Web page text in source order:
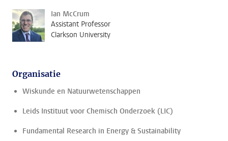
Ian McCrum
Assistant Professor
Clarkson University
Organisatie
Wiskunde en Natuurwetenschappen
Leids Instituut voor Chemisch Onderzoek (LIC)
Fundamental Research in Energy & Sustainability